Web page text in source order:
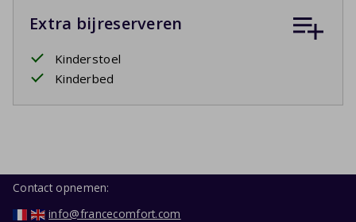
Extra bijreserveren
Kinderstoel
Kinderbed
Contact opnemen:
info@francecomfort.com